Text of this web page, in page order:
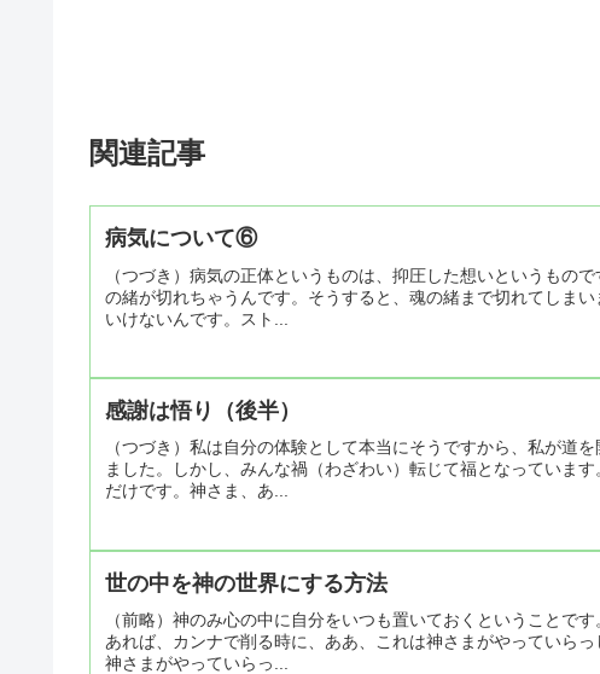
関連記事
病気について⑥
（つづき）病気の正体というものは、抑圧した想いというもの
の緒が切れちゃうんです。そうすると、魂の緒まで切れてしま
いけないんです。スト...
感謝は悟り（後半）
（つづき）私は自分の体験として本当にそうですから、私が道
ました。しかし、みんな禍（わざわい）転じて福となっていま
だけです。神さま、あ...
世の中を神の世界にする方法
（前略）神のみ心の中に自分をいつも置いておくということで
あれば、カンナで削る時に、ああ、これは神さまがやっていら
神さまがやっていらっ...